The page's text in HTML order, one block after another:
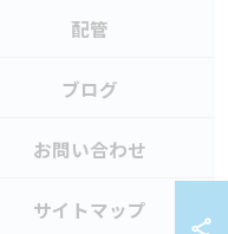
配管
ブログ
お問い合わせ
サイトマップ